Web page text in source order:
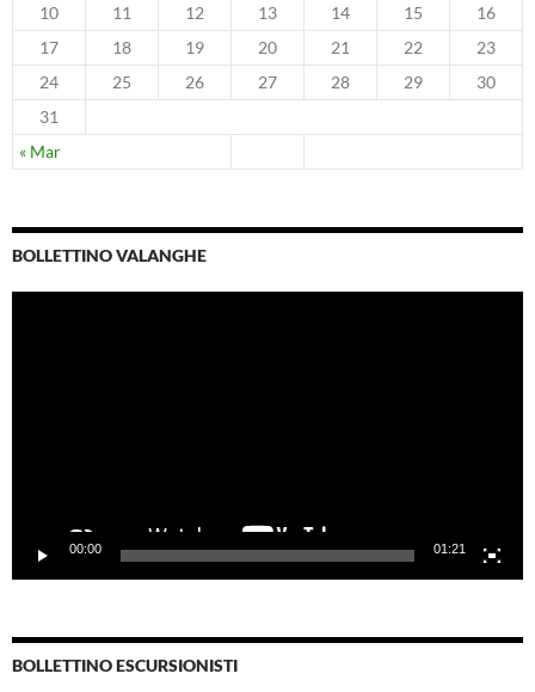
« Mar
10
11 12 13 14 15
16
17
18 19 20 21 22
23
24
25 26 27 28 29
30
31
BOLLETTINO VALANGHE
00:00 01:21
BOLLETTINO ESCURSIONISTI